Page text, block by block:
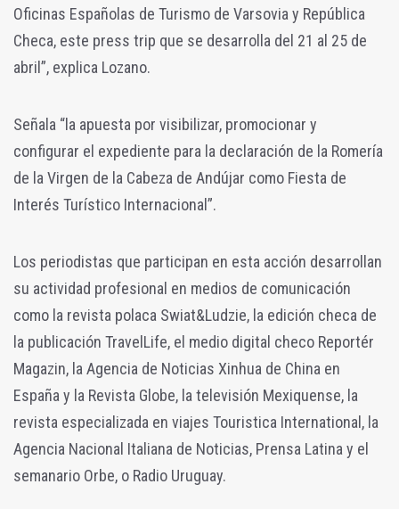
Oficinas Españolas de Turismo de Varsovia y República
Checa, este press trip que se desarrolla del 21 al 25 de
abril”, explica Lozano.
Señala “la apuesta por visibilizar, promocionar y
configurar el expediente para la declaración de la Romería
de la Virgen de la Cabeza de Andújar como Fiesta de
Interés Turístico Internacional”.
Los periodistas que participan en esta acción desarrollan
su actividad profesional en medios de comunicación
como la revista polaca Swiat&Ludzie, la edición checa de
la publicación TravelLife, el medio digital checo Reportér
Magazin, la Agencia de Noticias Xinhua de China en
España y la Revista Globe, la televisión Mexiquense, la
revista especializada en viajes Touristica International, la
Agencia Nacional Italiana de Noticias, Prensa Latina y el
semanario Orbe, o Radio Uruguay.